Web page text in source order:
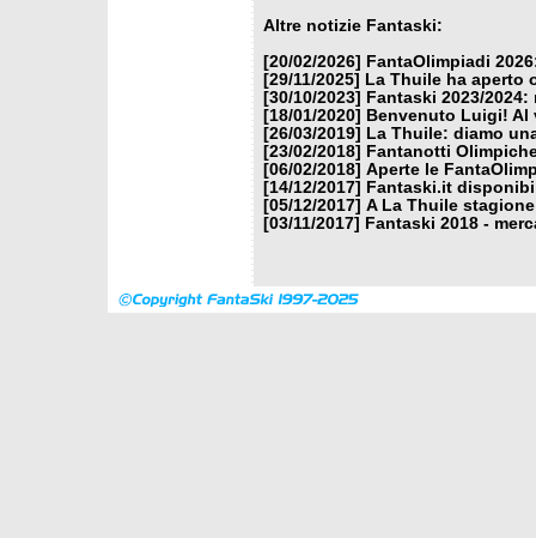
Altre notizie Fantaski:
[20/02/2026]
FantaOlimpiadi
[29/11/2025]
La Thuile ha aperto
[30/10/2023]
Fantaski 2023/
[18/01/2020]
Benvenuto Luigi! Al
[26/03/2019]
La Thuile: diamo
[23/02/2018]
Fantanotti
[06/02/2018] Aperte le
[14/12/2017]
Fantaski.it
[05/12/2017] A La Thuile
[03/11/2017]
Fantaski 2018 -